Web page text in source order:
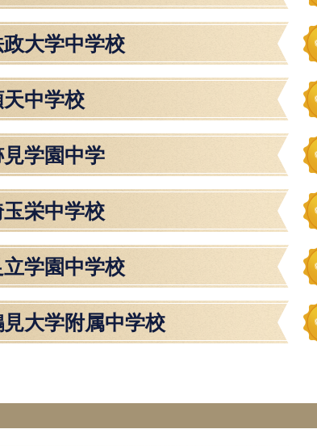
大学中学校
天中学校
見学園中学
栄中学校
立学園中学校
大学附属中学校